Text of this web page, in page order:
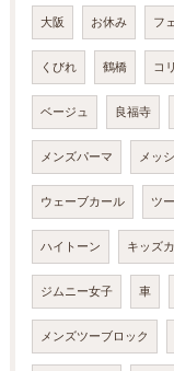
大阪 お休み フ
くびれ 鶴橋 コ
ベージュ 良福寺
メンズパーマ メッ
ウェーブカール ツ
ハイトーン キッズ
ジムニー女子 車
メンズツーブロック